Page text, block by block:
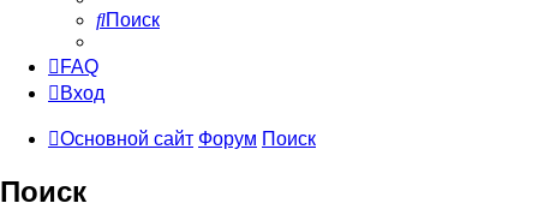
Поиск
FAQ
Вход
Основной сайт Форум Поиск
Поиск